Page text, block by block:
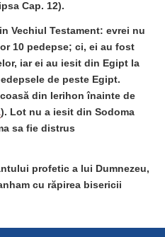
Cap. 12).
Vechiul Testament: evrei nu
10 pedepse; ci, ei au fost
iar ei au iesit din Egipt la
de peste Egipt.
din Ierihon înainte de
). Lot nu a iesit din Sodoma
sa fie distrus
profetic a lui Dumnezeu,
cu răpirea bisericii